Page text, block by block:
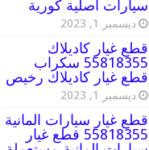
سيارات اصلية كورية
ديسمبر 1, 2023
قطع غيار كاديلاك
55818355 سكراب
قطع غيار كاديلاك رخيص
ديسمبر 1, 2023
قطع غيار سيارات المانية
55818355 قطع غيار